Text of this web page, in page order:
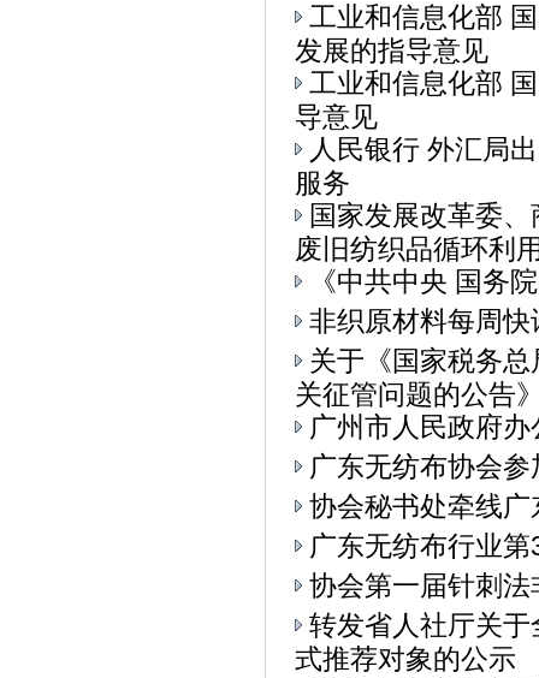
工业和信息化部
发展的指导意见
工业和信息化部
导意见
人民银行 外汇局
服务
国家发展改革委
废旧纺织品循环利
《中共中央 国务
非织原材料每周快
关于《国家税务
关征管问题的公告
广州市人民政府
广东无纺布协会参
协会秘书处牵线
广东无纺布行业
协会第一届针刺
转发省人社厅关
式推荐对象的公示